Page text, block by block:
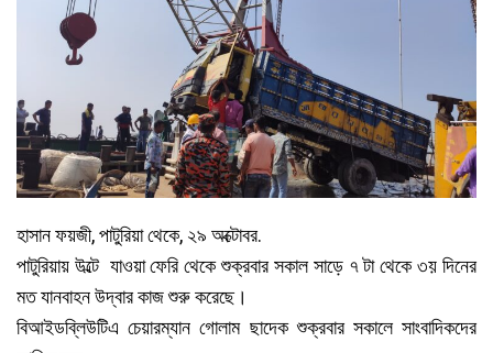
হাসান ফয়জী, পাটুরিয়া থেকে, ২৯ অক্টোবর.
পাটুরিয়ায় উল্টে যাওয়া ফেরি থেকে শুক্রবার সকাল সাড়ে ৭ টা থেকে ৩য় দিনের
মত যানবাহন উদ্বার কাজ শুরু করেছে।
বিআইডব্লিউটিএ চেয়ারম্যান গোলাম ছাদেক শুক্রবার সকালে সাংবাদিকদের